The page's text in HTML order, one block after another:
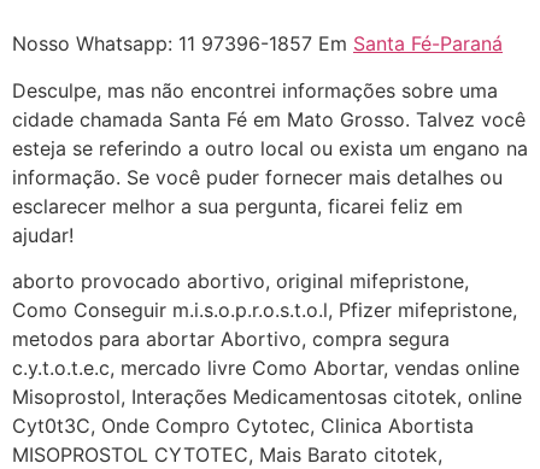
Nosso Whatsapp: 11 97396-1857 Em Santa Fé-Paraná
Desculpe, mas não encontrei informações sobre uma
cidade chamada Santa Fé em Mato Grosso. Talvez você
esteja se referindo a outro local ou exista um engano na
informação. Se você puder fornecer mais detalhes ou
esclarecer melhor a sua pergunta, ficarei feliz em
ajudar!
aborto provocado abortivo, original mifepristone,
Como Conseguir m.i.s.o.p.r.o.s.t.o.l, Pfizer mifepristone,
metodos para abortar Abortivo, compra segura
c.y.t.o.t.e.c, mercado livre Como Abortar, vendas online
Misoprostol, Interações Medicamentosas citotek, online
Cyt0t3C, Onde Compro Cytotec, Clinica Abortista
MISOPROSTOL CYTOTEC, Mais Barato citotek,
G (1199866**** em
Mulheres vocês sabem dizer
quem já tomou os remédio se
depois que para de menstruar
começa a sair um líquido
transparente, se é normal ?
(879121**** em
http://www.proaborto.com)
Deve ser normal
22/05/2026 17:19:15